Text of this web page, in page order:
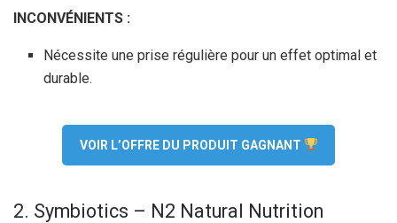
INCONVÉNIENTS :
Nécessite une prise régulière pour un effet optimal et
durable.
VOIR L’OFFRE DU PRODUIT GAGNANT
2. Symbiotics – N2 Natural Nutrition